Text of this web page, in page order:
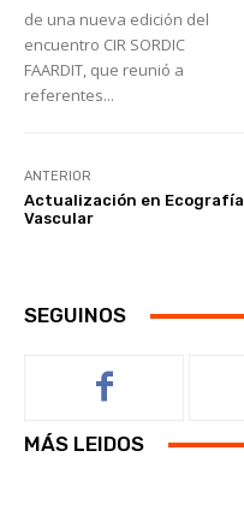
de una nueva edición del
encuentro CIR SORDIC
FAARDIT, que reunió a
referentes...
ANTERIOR
Actualización en Ecografía
Vascular
SEGUINOS
MÁS LEIDOS